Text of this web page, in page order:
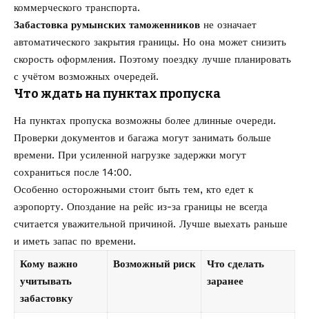
коммерческого транспорта.
Забастовка румынских таможенников не означает
автоматического закрытия границы. Но она может снизить
скорость оформления. Поэтому поездку лучше планировать
с учётом возможных очередей.
Что ждать на пунктах пропуска
На пунктах пропуска возможны более длинные очереди.
Проверки документов и багажа могут занимать больше
времени. При усиленной нагрузке задержки могут
сохраниться после 14:00.
Особенно осторожными стоит быть тем, кто едет к
аэропорту. Опоздание на рейс из-за границы не всегда
считается уважительной причиной. Лучше выехать раньше
и иметь запас по времени.
Кому важно
учитывать
забастовку
Возможный риск
Что сделать
заранее